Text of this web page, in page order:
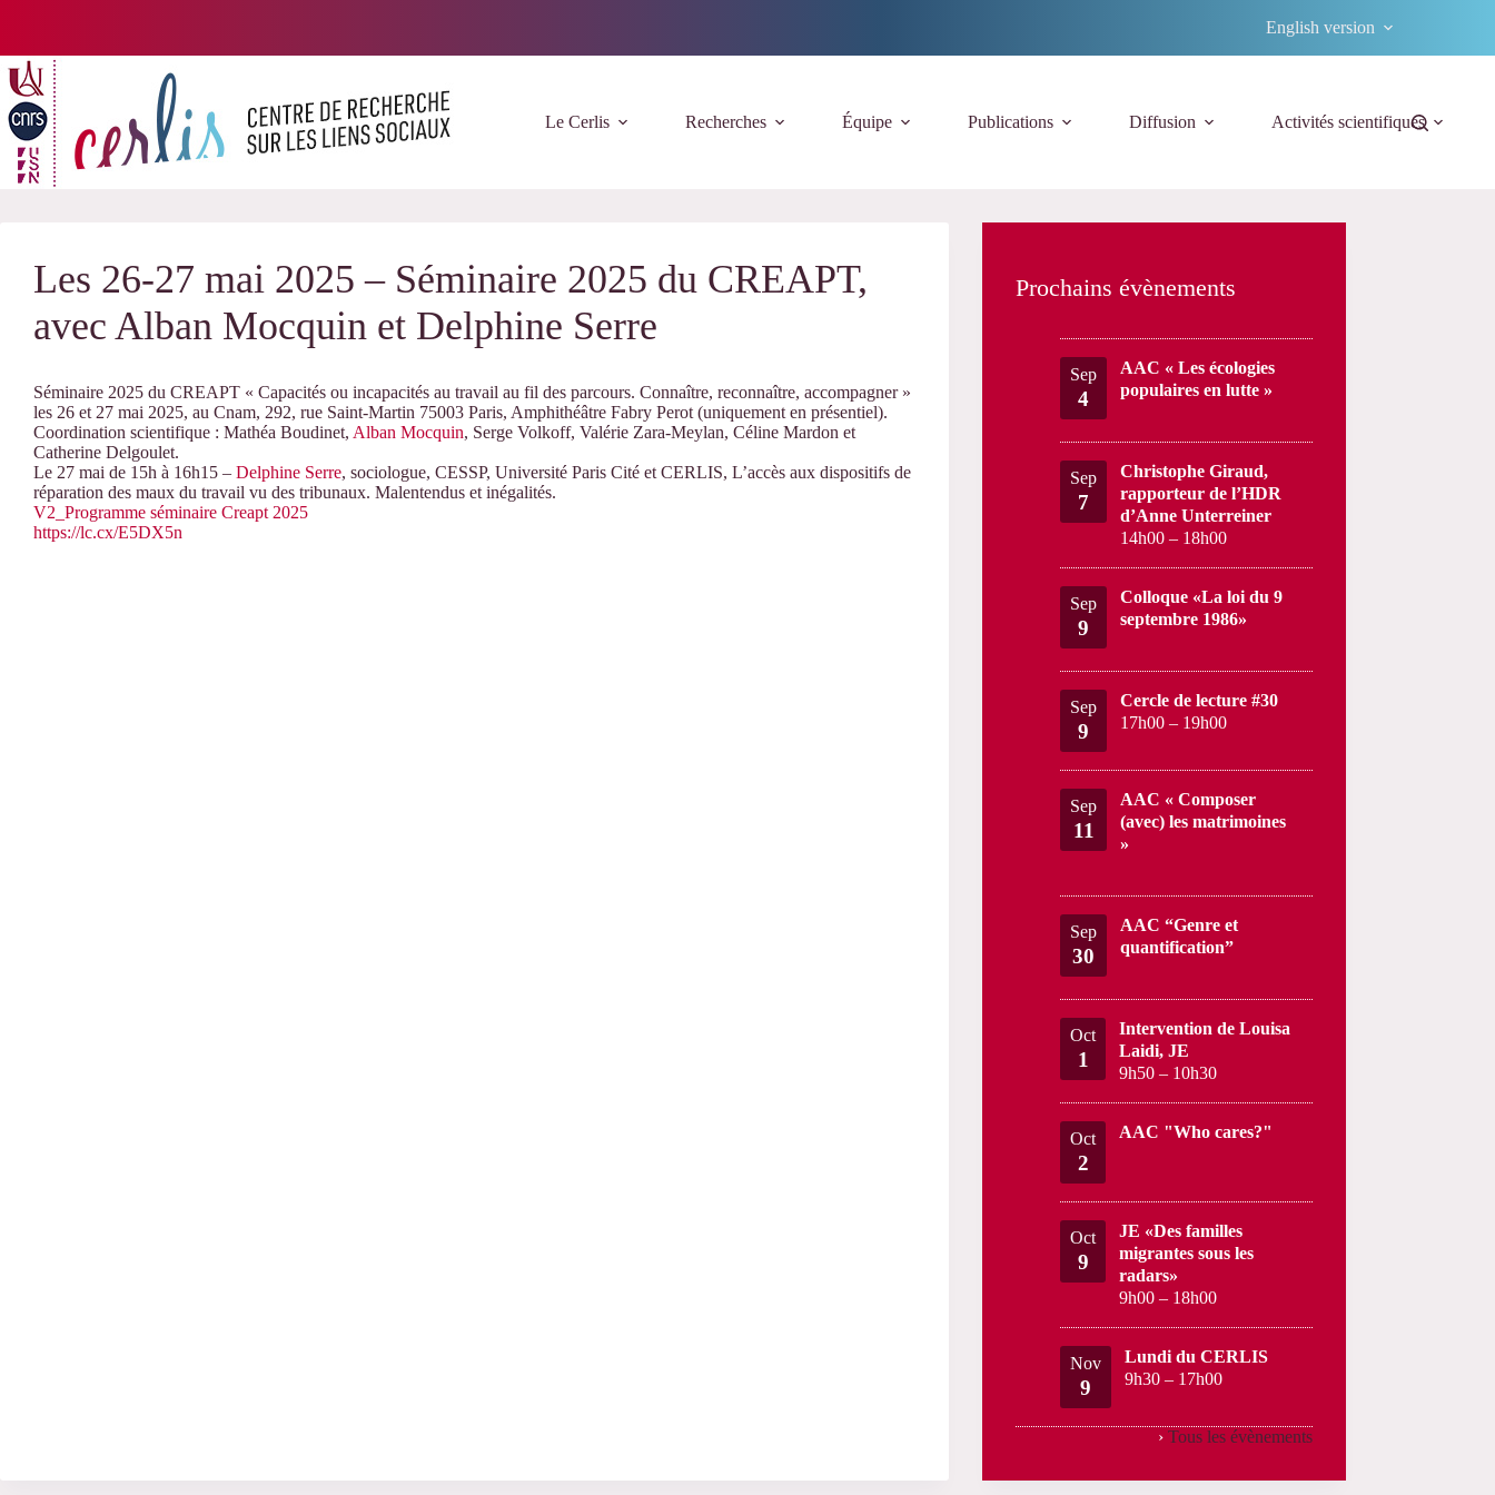
English version
Le Cerlis Recherches Équipe Publications Diffusion Activités scientifiques
Les 26-27 mai 2025 – Séminaire 2025 du CREAPT,
avec Alban Mocquin et Delphine Serre
Séminaire 2025 du CREAPT « Capacités ou incapacités au travail au fil des parcours. Connaître, reconnaître, accompagner »
les 26 et 27 mai 2025, au Cnam, 292, rue Saint-Martin 75003 Paris, Amphithéâtre Fabry Perot (uniquement en présentiel).
Coordination scientifique : Mathéa Boudinet, Alban Mocquin, Serge Volkoff, Valérie Zara-Meylan, Céline Mardon et
Catherine Delgoulet.
Le 27 mai de 15h à 16h15 – Delphine Serre, sociologue, CESSP, Université Paris Cité et CERLIS, L’accès aux dispositifs de
réparation des maux du travail vu des tribunaux. Malentendus et inégalités.
V2_Programme séminaire Creapt 2025
https://lc.cx/E5DX5n
Prochains évènements
Sep
4
AAC « Les écologies
populaires en lutte »
Sep
7
Christophe Giraud,
rapporteur de l’HDR
d’Anne Unterreiner
14h00 – 18h00
Sep
9
Colloque «La loi du 9
septembre 1986»
Sep
9
Cercle de lecture #30
17h00 – 19h00
Sep
11
AAC « Composer
(avec) les matrimoines
»
Sep
30
AAC “Genre et
quantification”
Oct
1
Intervention de Louisa
Laidi, JE
9h50 – 10h30
Oct
2
AAC "Who cares?"
Oct
9
JE «Des familles
migrantes sous les
radars»
9h00 – 18h00
Nov
9
Lundi du CERLIS
9h30 – 17h00
› Tous les évènements